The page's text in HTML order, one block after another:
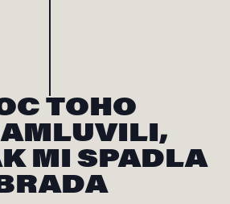
TOHO
MI SPADLA